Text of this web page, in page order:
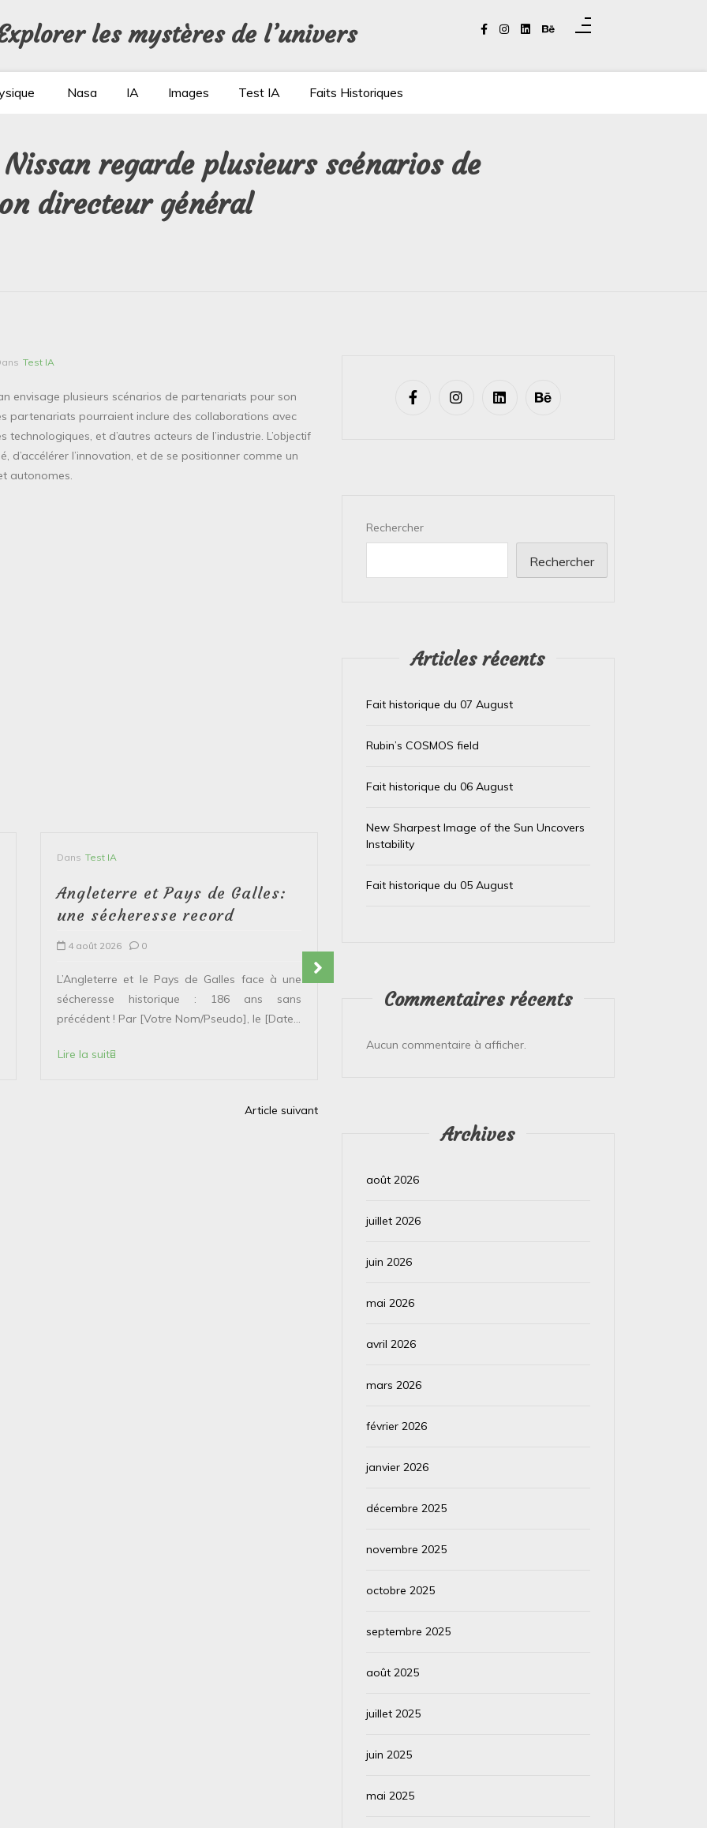
les mystères de l’univers
Nasa IA Images Test IA Faits Historiques
regarde plusieurs scénarios de
directeur général
Test IA
envisage plusieurs scénarios de partenariats pour son
partenariats pourraient inclure des collaborations avec
et d’autres acteurs de l’industrie. L’objectif
d’accélérer l’innovation, et de se positionner comme un
autonomes.
Dans Test IA
Angleterre et Pays de Galles:
une sécheresse record
4 août 2026 0
L’Angleterre et le Pays de Galles face à une
sécheresse historique : 186 ans sans
précédent ! Par [Votre Nom/Pseudo], le [Date...
Lire la suite
Le trésor caché des téléphones
L’Or de Nos Téléphones : Un Trésor Recyclé
précieuse bague ou le...
Article suivant
Rechercher
Rechercher
Articles récents
Fait historique du 07 August
Rubin’s COSMOS field
Fait historique du 06 August
New Sharpest Image of the Sun Uncovers
Instability
Fait historique du 05 August
Commentaires récents
Aucun commentaire à afficher.
Archives
août 2026
juillet 2026
juin 2026
mai 2026
avril 2026
mars 2026
février 2026
janvier 2026
décembre 2025
novembre 2025
octobre 2025
septembre 2025
août 2025
juillet 2025
juin 2025
mai 2025